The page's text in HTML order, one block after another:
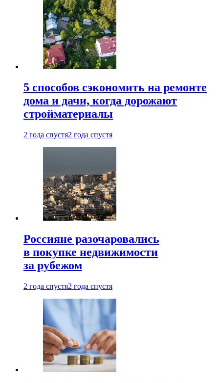
5 способов сэкономить на ремонте
дома и дачи, когда дорожают
стройматериалы
2 года спустя2 года спустя
Россияне разочаровались
в покупке недвижимости
за рубежом
2 года спустя2 года спустя